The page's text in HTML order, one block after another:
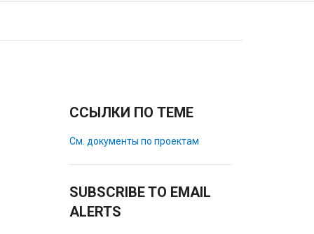
ССЫЛКИ ПО ТЕМЕ
См. документы по проектам
SUBSCRIBE TO EMAIL
ALERTS